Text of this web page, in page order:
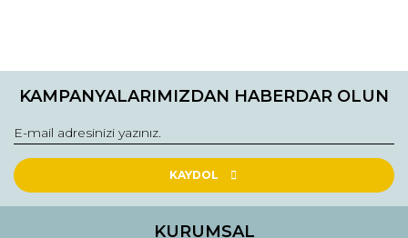
konularda yetersiz gördüğünüz noktaları öneri formunu
Görüş ve önerileriniz için teşekkür ederiz.
Ürün resmi kalitesiz, bozuk veya görüntülenemiyor.
Ürün açıklamasında eksik bilgiler bulunuyor.
Ürün fiyatı diğer sitelerden daha pahalı.
KAMPANYALARIMIZDAN HABERDAR OLUN
KAYDOL
KURUMSAL